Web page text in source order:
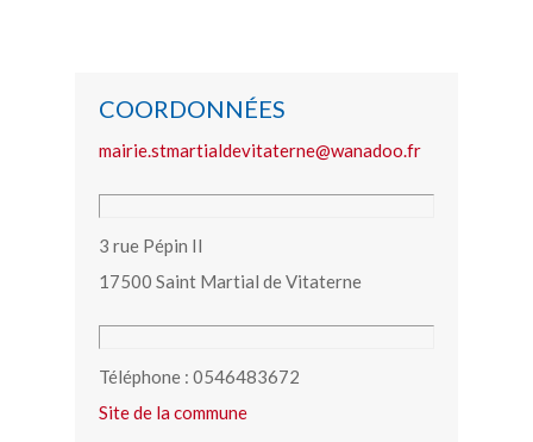
COORDONNÉES
mairie.stmartialdevitaterne@wanadoo.fr
3 rue Pépin II
17500 Saint Martial de Vitaterne
Téléphone : 0546483672
Site de la commune